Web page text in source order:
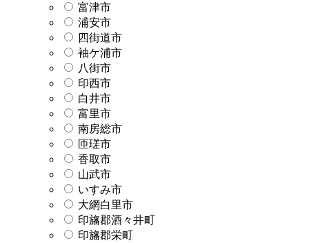
富津市
浦安市
四街道市
袖ケ浦市
八街市
印西市
白井市
富里市
南房総市
匝瑳市
香取市
山武市
いすみ市
大網白里市
印旛郡酒々井町
印旛郡栄町